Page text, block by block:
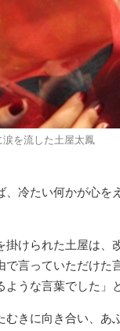
涙を流した土屋太鳳
、冷たい何かが心
けられた土屋は、
言っていただけた
うな言葉でした」
きに向き合い、あ